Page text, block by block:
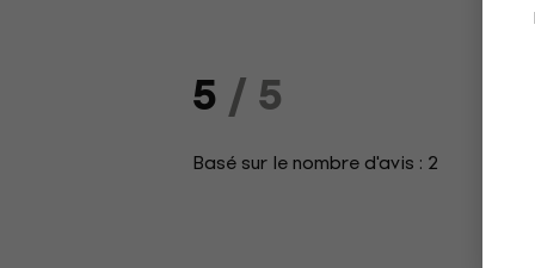
5/ 5
Basé sur le nombre d'avis : 2